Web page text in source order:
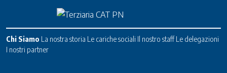
Chi Siamo La nostra storia Le cariche sociali Il nostro staff Le delegazioni
I nostri partner